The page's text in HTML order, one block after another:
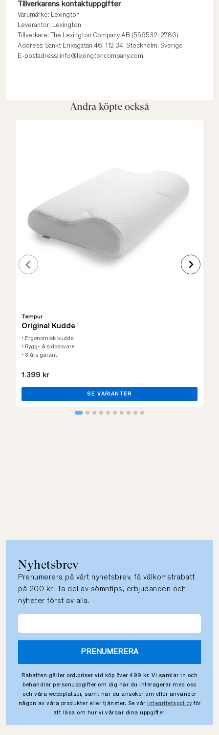
Tillverkarens kontaktuppgifter
Varumärke: Lexington
Leverantör: Lexington
Tillverkare: The Lexington Company AB (556532-2780)
Address: Sankt Eriksgatan 46, 112 34, Stockholm, Sverige
E-postadress: info@lexingtoncompany.com
Andra köpte också
Tempur
Original Kudde
• Ergonomisk kudde
• Rygg- & sidosovare
• 3 års garanti
1.399 kr
SE VARIANTER
Nyhetsbrev
Prenumerera på vårt nyhetsbrev, få välkomstrabatt
på 200 kr! Ta del av sömntips, erbjudanden och
nyheter först av alla.
PRENUMERERA
Rabatten gäller ord.priser vid köp över 499 kr. Vi samlar in och
behandlar personuppgifter om dig när du interagerar med oss
och våra webbplatser, samt när du ansöker om eller använder
någon av våra produkter eller tjänster. Se vår integritetspolicy för
att läsa om hur vi vårdar dina uppgifter.